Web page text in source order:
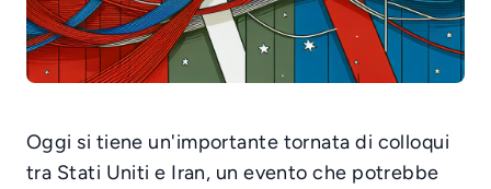
Oggi si tiene un'importante tornata di colloqui
tra Stati Uniti e Iran, un evento che potrebbe